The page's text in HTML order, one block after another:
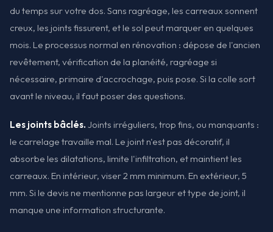
du temps sur votre dos. Sans ragréage, les carreaux sonnent
creux, les joints fissurent, et le sol peut marquer en quelques
mois. Le processus normal en rénovation : dépose de l'ancien
revêtement, vérification de la planéité, ragréage si
nécessaire, primaire d'accrochage, puis pose. Si la colle sort
avant le niveau, il faut poser des questions.
Les joints bâclés. Joints irréguliers, trop fins, ou manquants :
le carrelage travaille mal. Le joint n'est pas décoratif, il
absorbe les dilatations, limite l'infiltration, et maintient les
carreaux. En intérieur, viser 2 mm minimum. En extérieur, 5
mm. Si le devis ne mentionne pas largeur et type de joint, il
manque une information structurante.